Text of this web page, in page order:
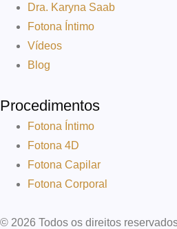
Dra. Karyna Saab
Fotona Íntimo
Vídeos
Blog
Procedimentos
Fotona Íntimo
Fotona 4D
Fotona Capilar
Fotona Corporal
© 2026 Todos os direitos